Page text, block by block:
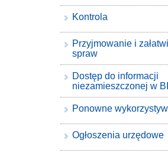
Kontrola
Przyjmowanie i
spraw
Dostęp do informacji
niezamieszczonej w
Ponowne
Ogłoszenia urzędowe